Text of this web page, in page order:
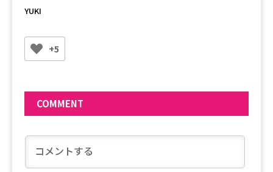
YUKI
+5
COMMENT